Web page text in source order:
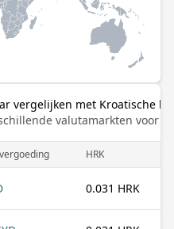
vergelijken met Kroatische
valutamarkten voor
HRK
0.031 HRK